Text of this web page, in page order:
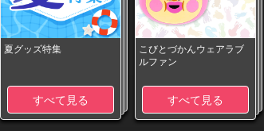
夏グッズ特集
すべて見る
こびとづかんウェアラブ
ルファン
すべて見る